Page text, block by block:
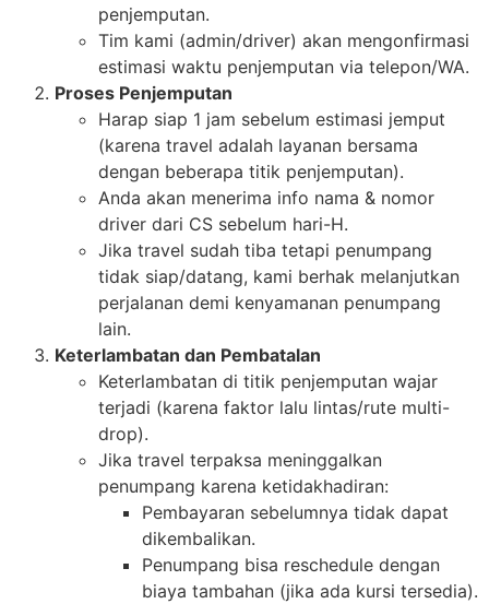
penjemputan.
Tim kami (admin/driver) akan mengonfirmasi
estimasi waktu penjemputan via telepon/WA.
Proses Penjemputan
Harap siap 1 jam sebelum estimasi jemput
(karena travel adalah layanan bersama
dengan beberapa titik penjemputan).
Anda akan menerima info nama & nomor
driver dari CS sebelum hari-H.
Jika travel sudah tiba tetapi penumpang
tidak siap/datang, kami berhak melanjutkan
perjalanan demi kenyamanan penumpang
lain.
Keterlambatan dan Pembatalan
Keterlambatan di titik penjemputan wajar
terjadi (karena faktor lalu lintas/rute multi-
drop).
Jika travel terpaksa meninggalkan
penumpang karena ketidakhadiran:
Pembayaran sebelumnya tidak dapat
dikembalikan.
Penumpang bisa reschedule dengan
biaya tambahan (jika ada kursi tersedia).